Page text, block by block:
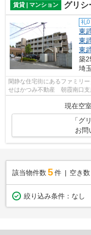
賃貸 | マンション グリシ
礼0
東
東
東
築
埼
閑静な住宅街にあるファミリ
せはかつみ不動産 朝霞南口支
現在空
「グ
お問
該当物件数 5件 空き数
絞り込み条件： なし